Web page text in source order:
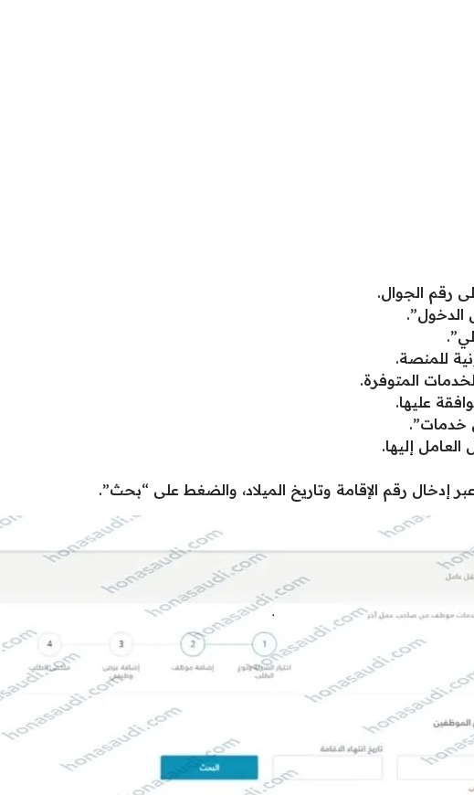
رقم الجوال.
الدخول”.
للمنصة.
المتوفرة.
عليها.
خدمات”.
إليها.
إدخال رقم الإقامة وتاريخ الميلاد، والضغط على “بحث”.